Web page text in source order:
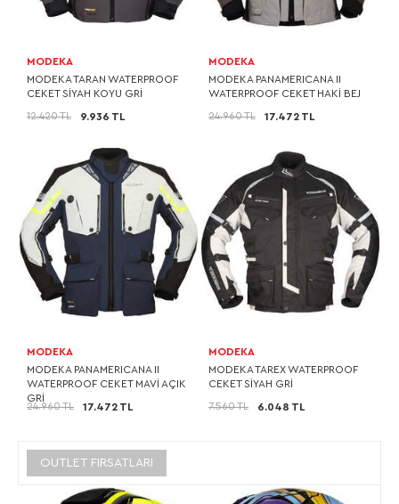
MODEKA
MODEKA TARAN WATERPROOF
CEKET SİYAH KOYU GRİ
12.420 TL 9.936 TL
MODEKA
MODEKA PANAMERICANA II
WATERPROOF CEKET HAKİ BEJ
24.960 TL 17.472 TL
MODEKA
MODEKA PANAMERICANA II
WATERPROOF CEKET MAVİ AÇIK
GRİ
24.960 TL 17.472 TL
MODEKA
MODEKA TAREX WATERPROOF
CEKET SİYAH GRİ
7.560 TL 6.048 TL
OUTLET FIRSATLARI